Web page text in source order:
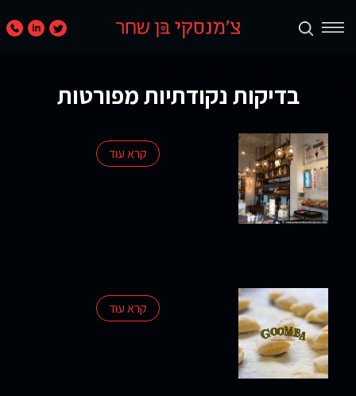
ואזורים
נדל״ן
מניב
ומגורים
חוות
דעת
פרסומים
בדיקות נקודתיות מפורטות
קרא עוד
קרא עוד